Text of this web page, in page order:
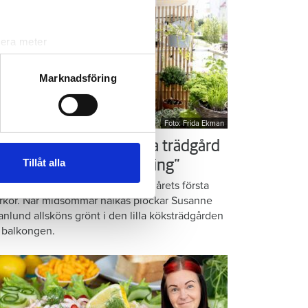
meter
. Du kan ändra
information från din enhet
kombinera informationen
Marknadsföring
Tillåt alla
Foto: Frida Ekman
som Susanne – ordna trädgård
balkongen: ”God gärning”
örter, krispig sallad och årets första
När midsommar nalkas plockar Susanne
allsköns grönt i den lilla köksträdgården